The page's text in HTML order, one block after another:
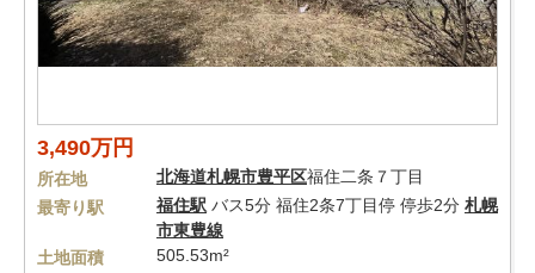
3,490万円
所在地 北海道札幌市豊平区福住二条７丁目
最寄り駅
福住駅 バス5分 福住2条7丁目停 停歩2分 札幌
市東豊線
土地面積
505.53m²